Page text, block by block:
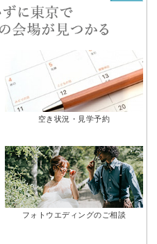
空き状況・見学予約
フォトウエディングのご相談